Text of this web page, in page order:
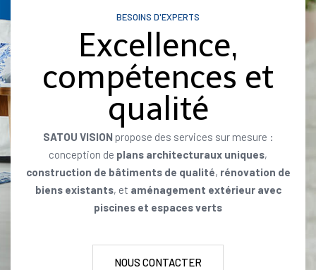
BESOINS D'EXPERTS
Excellence,
compétences et
qualité
SATOU VISION propose des services sur mesure :
conception de plans architecturaux uniques,
construction de bâtiments de qualité, rénovation de
biens existants, et aménagement extérieur avec
piscines et espaces verts
NOUS CONTACTER